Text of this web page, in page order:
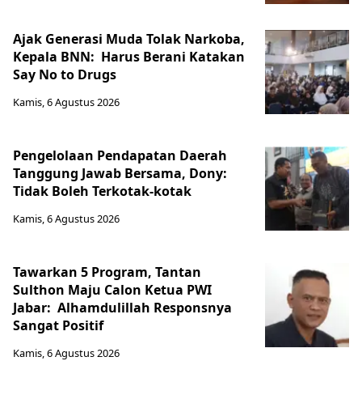
Ajak Generasi Muda Tolak Narkoba,
Kepala BNN: Harus Berani Katakan
Say No to Drugs
Kamis, 6 Agustus 2026
Pengelolaan Pendapatan Daerah
Tanggung Jawab Bersama, Dony:
Tidak Boleh Terkotak-kotak
Kamis, 6 Agustus 2026
Tawarkan 5 Program, Tantan
Sulthon Maju Calon Ketua PWI
Jabar: Alhamdulillah Responsnya
Sangat Positif
Kamis, 6 Agustus 2026